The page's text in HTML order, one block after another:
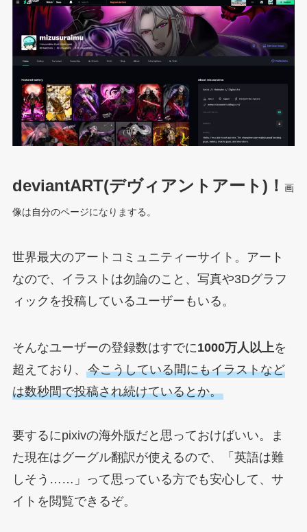
deviantART(デヴィアントアート)！ 画
像は自分のページになりまする。
世界最大のアートコミュニティーサイト。アート
なので、イラストは勿論のこと、写真や3Dグラフ
ィックを投稿しているユーザーもいる。
そんなユーザーの登録数はすでに1000万人以上を
超えており、 今こうしている間にもイラストなど
は数秒間で投稿され続けているとか。
要するにpixivの海外版だと思っておけばいい。ま
た現在はグーグル翻訳が使えるので、「英語は難
しそう……」って思っている方でも安心して、サ
イトを閲覧できるぞ。